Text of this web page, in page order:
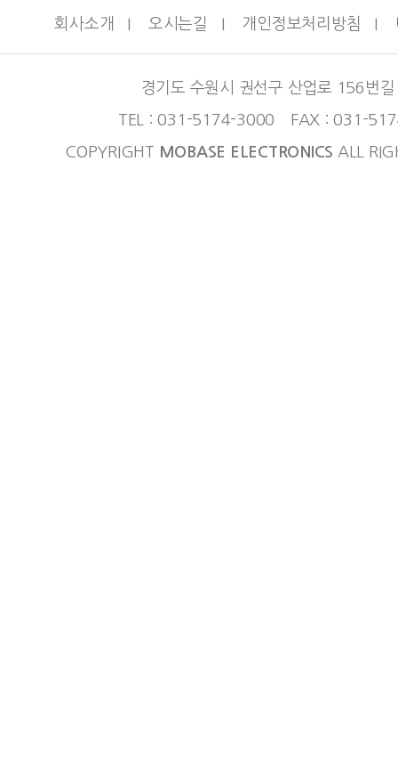
회사소개 I 오시는길 I 개인정보처리방침 I
경기도 수원시 권선구 산업로 156번
TEL : 031-5174-3000 FAX : 031-
COPYRIGHT MOBASE ELECTRONICS ALL